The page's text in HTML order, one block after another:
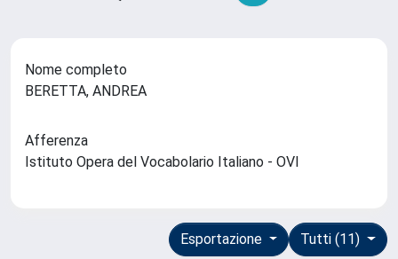
Nome completo
BERETTA, ANDREA
Afferenza
Istituto Opera del Vocabolario Italiano - OVI
Tutti (11)
Esportazione